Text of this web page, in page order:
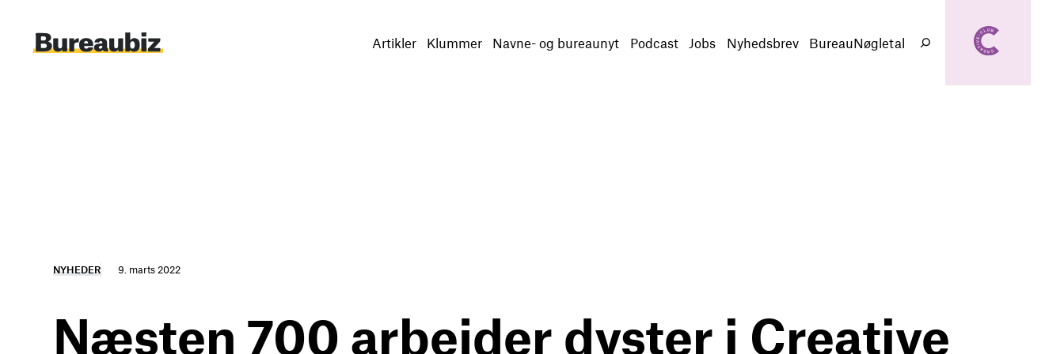
indhold
Artikler Klummer Navne- og bureaunyt Podcast Jobs Nyhedsbrev BureauNøgletal
Søg
NYHEDER 9. marts 2022
Næsten 700 arbejder dyster i Creative